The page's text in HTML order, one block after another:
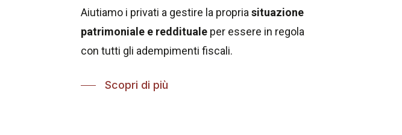
Aiutiamo i privati a gestire la propriasituazione
patrimoniale e reddituale per essere in regola
con tutti gli adempimenti fiscali.
Scopri di più